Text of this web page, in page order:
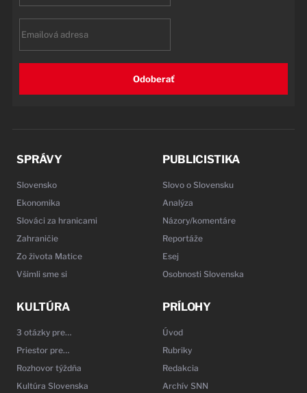
Odoberať
SPRÁVY
Slovensko
Ekonomika
Slováci za hranicami
Zahraničie
Zo života Matice
Všimli sme si
PUBLICISTIKA
Slovo o Slovensku
Analýza
Názory/komentáre
Reportáže
Esej
Osobnosti Slovenska
KULTÚRA
3 otázky pre…
Priestor pre…
Rozhovor týždňa
Kultúra Slovenska
PRÍLOHY
Úvod
Rubriky
Redakcia
Archív SNN